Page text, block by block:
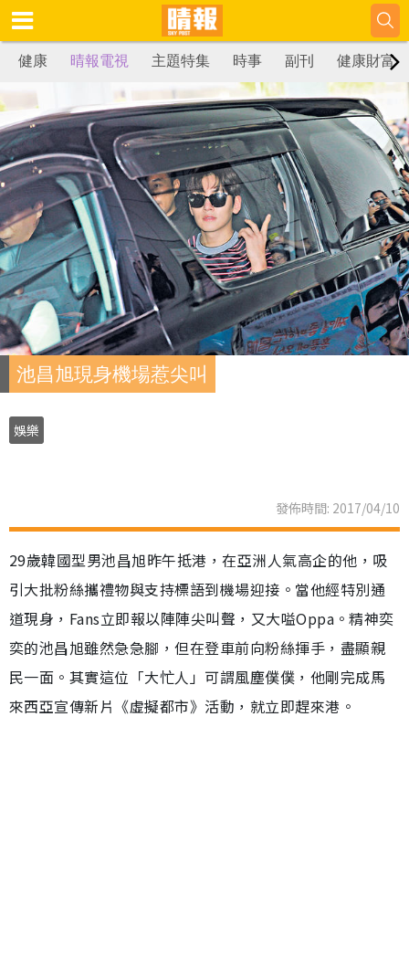
健康 晴報電視 主題特集 時事 副刊 健康財富
池昌旭現身機場惹尖叫
娛樂
發佈時間: 2017/04/10
29歲韓國型男池昌旭昨午抵港，在亞洲人氣高企的他，吸
引大批粉絲攜禮物與支持標語到機場迎接。當他經特別通
道現身，Fans立即報以陣陣尖叫聲，又大嗌Oppa。精神奕
奕的池昌旭雖然急急腳，但在登車前向粉絲揮手，盡顯親
民一面。其實這位「大忙人」可謂風塵僕僕，他剛完成馬
來西亞宣傳新片《虛擬都市》活動，就立即趕來港。